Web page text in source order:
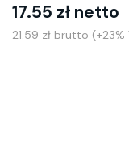
17.55 zł netto
21.59 zł brutto (+23%